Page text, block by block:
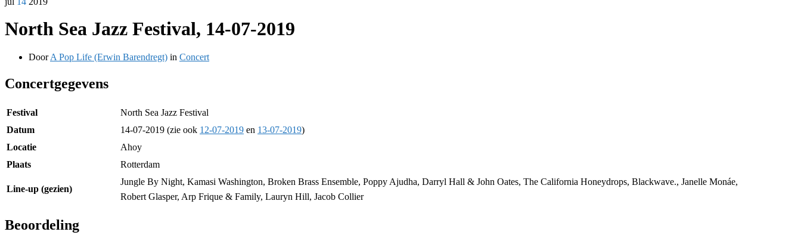
North Sea Jazz Festival, 14-07-2019
DoorA Pop Life (Erwin Barendregt) in Concert
Concertgegevens
Festival
North Sea Jazz Festival
Datum
14-07-2019 (zie ook 12-07-2019 en 13-07-2019)
Locatie
Ahoy
Plaats
Rotterdam
Line-up (gezien)
Jungle By Night, Kamasi Washington, Broken Brass Ensemble, Poppy Ajudha, Darryl Hall & John Oates, The California Honeydrops, Blackwave., Janelle Monáe,
Robert Glasper, Arp Frique & Family, Lauryn Hill, Jacob Collier
Beoordeling